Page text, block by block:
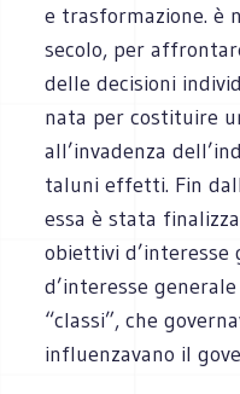
e trasformazione. è
secolo, per
delle decisioni
nata per costituire
all’invadenza
taluni effetti. Fin
essa è stata
obiettivi
d’interesse
“classi”, che
influenzavano il